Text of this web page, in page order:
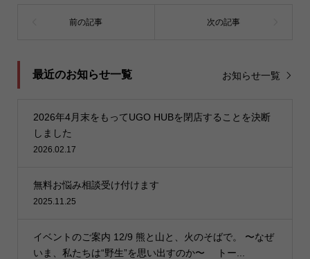
最近のお知らせ一覧 お知らせ一覧
2026年4月末をもってUGO HUBを閉店することを決断
しました
2026.02.17
無料お悩み相談受け付けます
2025.11.25
イベントのご案内 12/9 熊と山と、火のそばで。 〜なぜ
いま、私たちは“野生”を思い出すのか〜 トー...